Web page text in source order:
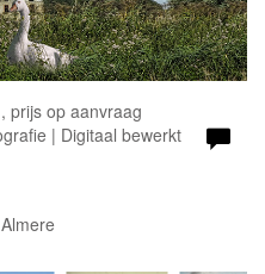
prijs op aanvraag
| Digitaal bewerkt